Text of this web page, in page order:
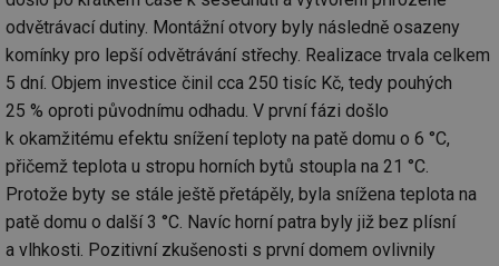
odvětrávací dutiny. Montážní otvory byly následně osazeny
komínky pro lepší odvětrávání střechy. Realizace trvala celkem
5 dní. Objem investice činil cca 250 tisíc Kč, tedy pouhých
25 % oproti původnímu odhadu. V první fázi došlo
k okamžitému efektu snížení teploty na patě domu o 6 °C,
přičemž teplota u stropu horních bytů stoupla na 21 °C.
Protože byty se stále ještě přetápěly, byla snížena teplota na
patě domu o další 3 °C. Navíc horní patra byly již bez plísní
a vlhkosti. Pozitivní zkušenosti s první domem ovlivnily